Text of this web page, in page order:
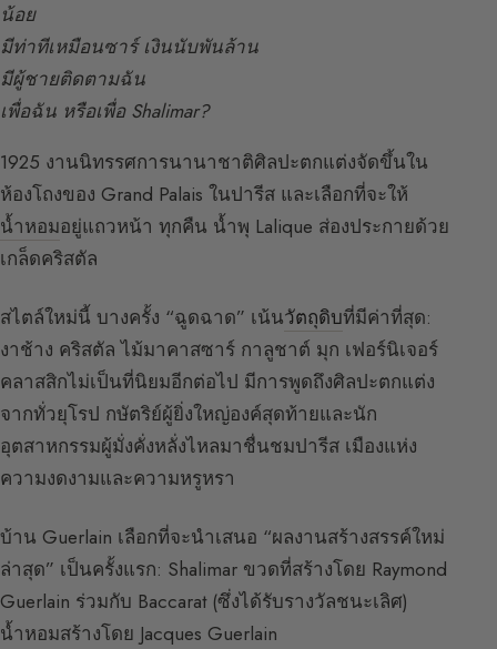
น้อย
มีท่าทีเหมือนซาร์ เงินนับพันล้าน
มีผู้ชายติดตามฉัน
เพื่อฉัน หรือเพื่อ Shalimar?
1925 งานนิทรรศการนานาชาติศิลปะตกแต่งจัดขึ้นใน
ห้องโถงของ Grand Palais ในปารีส และเลือกที่จะให้
น้ำหอมอยู่แถวหน้า ทุกคืน น้ำพุ Lalique ส่องประกายด้วย
เกล็ดคริสตัล
สไตล์ใหม่นี้ บางครั้ง “ฉูดฉาด” เน้นวัตถุดิบที่มีค่าที่สุด:
งาช้าง คริสตัล ไม้มาคาสซาร์ กาลูชาต์ มุก เฟอร์นิเจอร์
คลาสสิกไม่เป็นที่นิยมอีกต่อไป มีการพูดถึงศิลปะตกแต่ง
จากทั่วยุโรป กษัตริย์ผู้ยิ่งใหญ่องค์สุดท้ายและนัก
อุตสาหกรรมผู้มั่งคั่งหลั่งไหลมาชื่นชมปารีส เมืองแห่ง
ความงดงามและความหรูหรา
บ้าน Guerlain เลือกที่จะนำเสนอ “ผลงานสร้างสรรค์ใหม่
ล่าสุด” เป็นครั้งแรก: Shalimar ขวดที่สร้างโดย Raymond
Guerlain ร่วมกับ Baccarat (ซึ่งได้รับรางวัลชนะเลิศ)
น้ำหอมสร้างโดย Jacques Guerlain